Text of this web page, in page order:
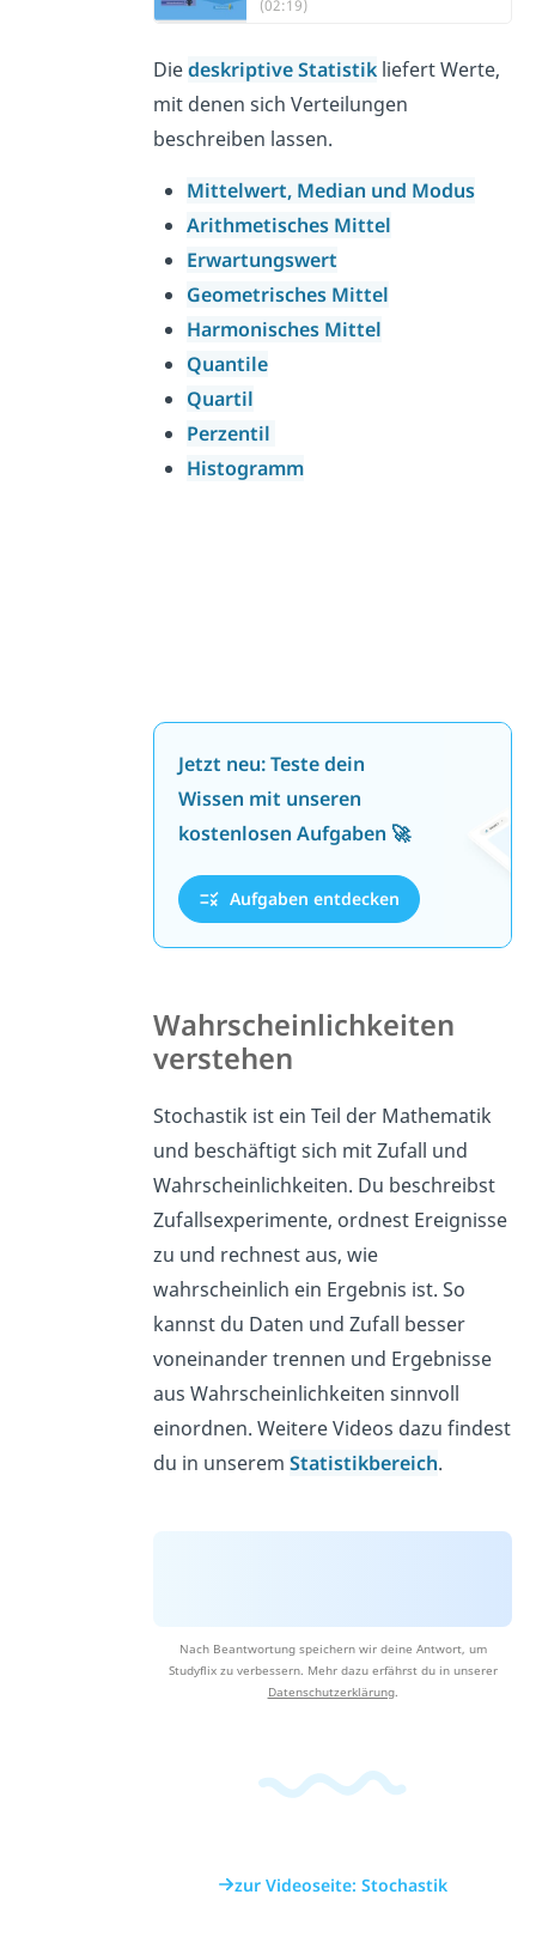
(02:19)
Diedeskriptive Statistik liefert Werte,
mit denen sich Verteilungen
beschreiben lassen.
Mittelwert, Median und Modus
Arithmetisches Mittel
Erwartungswert
Geometrisches Mittel
Harmonisches Mittel
Quantile
Quartil
Perzentil
Histogramm
Jetzt neu: Teste dein
Wissen mit unseren
kostenlosen Aufgaben 🚀
Aufgaben entdecken
Wahrscheinlichkeiten
verstehen
Stochastik ist ein Teil der Mathematik
und beschäftigt sich mit Zufall und
Wahrscheinlichkeiten. Du beschreibst
Zufallsexperimente, ordnest Ereignisse
zu und rechnest aus, wie
wahrscheinlich ein Ergebnis ist. So
kannst du Daten und Zufall besser
voneinander trennen und Ergebnisse
aus Wahrscheinlichkeiten sinnvoll
einordnen. Weitere Videos dazu findest
du in unseremStatistikbereich.
Nach Beantwortung speichern wir deine Antwort, um
Studyflix zu verbessern. Mehr dazu erfährst du in unserer
Datenschutzerklärung.
zur Videoseite: Stochastik